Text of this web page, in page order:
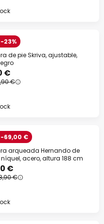
-23%
de pie Skriva, ajustable,
€
€
-69,00 €
arqueada Hernando de
níquel, acero, altura 188 cm
€
€